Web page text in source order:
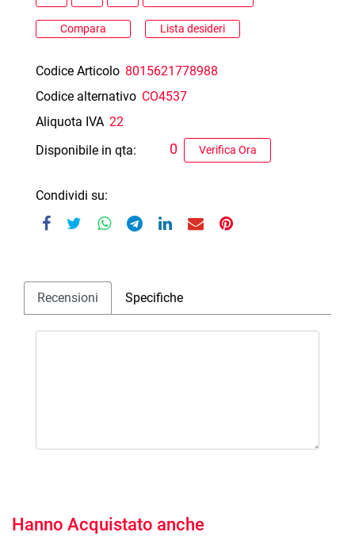
Compara Lista desideri
Codice Articolo 8015621778988
Codice alternativo CO4537
Aliquota IVA 22
Disponibile in qta:
Verifica Ora
0
Condividi su:
Recensioni Specifiche
Hanno Acquistato anche